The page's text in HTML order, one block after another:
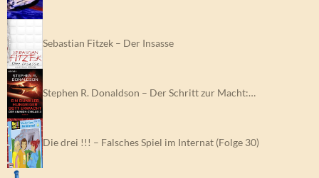
Sebastian Fitzek – Der Insasse
Stephen R. Donaldson – Der Schritt zur Macht:…
Die drei !!! – Falsches Spiel im Internat (Folge 30)